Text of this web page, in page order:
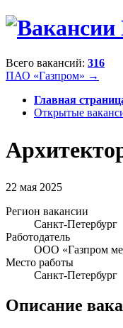
Всего вакансий: 316
ПАО «Газпром» →
Главная
Открытые
22 мая 2025
Регион вакансии
Санкт-Петербург
Работодатель
ООО «Газпром
Место работы
Санкт-Петербург
Описание